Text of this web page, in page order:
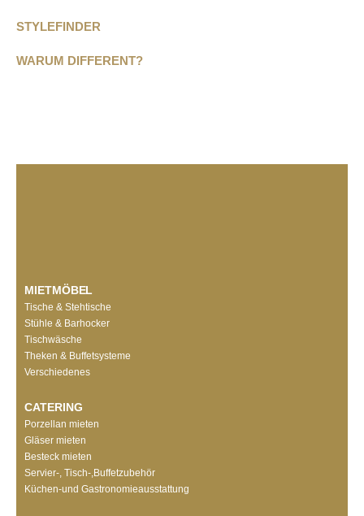
STYLEFINDER
WARUM DIFFERENT?
MIETMÖBEL
Tische & Stehtische
Stühle & Barhocker
Tischwäsche
Theken & Buffetsysteme
Verschiedenes
CATERING
Porzellan mieten
Gläser mieten
Besteck mieten
Servier-, Tisch-,Buffetzubehör
Küchen-und Gastronomieausstattung